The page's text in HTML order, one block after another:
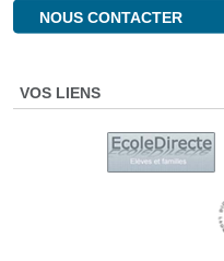
NOUS CONTACTER
VOS LIENS